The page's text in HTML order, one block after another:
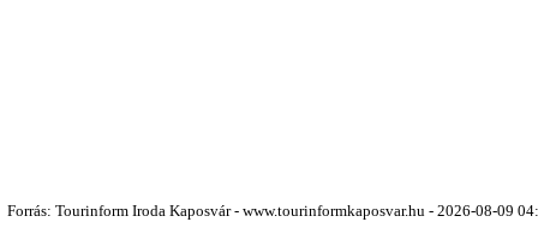
Forrás: Tourinform Iroda Kaposvár - www.tourinformkaposvar.hu - 2026-08-09